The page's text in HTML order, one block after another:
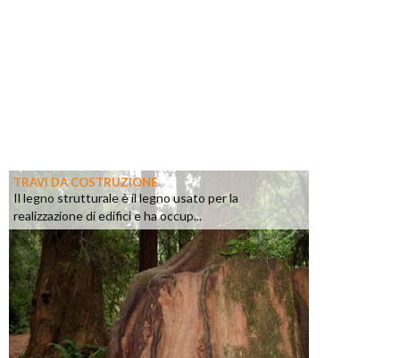
TRAVI DA COSTRUZIONE
Il legno strutturale è il legno usato per la
realizzazione di edifici e ha occup...